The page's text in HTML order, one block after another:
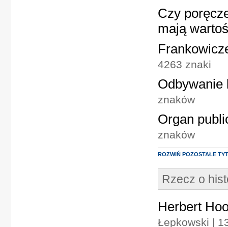
Czy
mają
4263 znaki
Odbywanie
znaków
Organ
znaków
ROZWIŃ POZOSTAŁE
Rzecz o
Herbert
Łepkowski |